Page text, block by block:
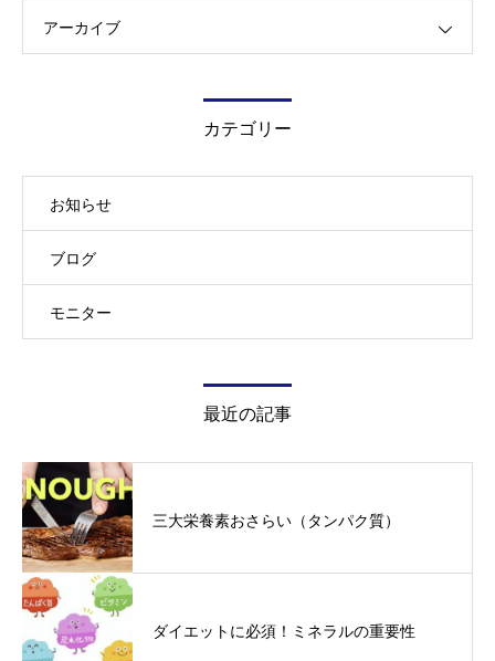
アーカイブ
カテゴリー
お知らせ
ブログ
モニター
最近の記事
三大栄養素おさらい（タンパク質）
ダイエットに必須！ミネラルの重要性